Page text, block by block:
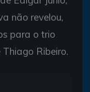
não revelou,
para o trio
Ribeiro.